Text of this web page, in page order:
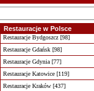
Restauracje w Polsce
Restauracje Bydgoszcz [98]
Restauracje Gdańsk [98]
Restauracje Gdynia [77]
Restauracje Katowice [119]
Restauracje Kraków [437]